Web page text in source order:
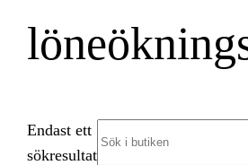
Endast ett
sökresultat